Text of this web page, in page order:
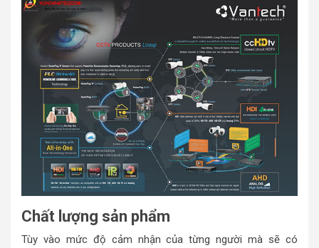
Chất lượng sản phẩm
Tùy vào mức độ cảm nhận của từng người mà sẽ có